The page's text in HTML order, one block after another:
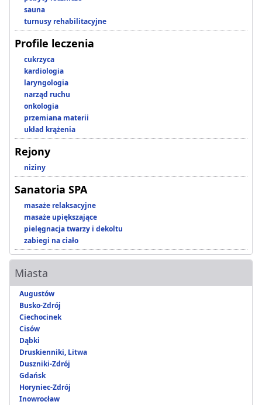
sauna
turnusy rehabilitacyjne
Profile leczenia
cukrzyca
kardiologia
laryngologia
narząd ruchu
onkologia
przemiana materii
układ krążenia
Rejony
niziny
Sanatoria SPA
masaże relaksacyjne
masaże upiększające
pielęgnacja twarzy i dekoltu
zabiegi na ciało
Miasta
Augustów
Busko-Zdrój
Ciechocinek
Cisów
Dąbki
Druskienniki, Litwa
Duszniki-Zdrój
Gdańsk
Horyniec-Zdrój
Inowrocław